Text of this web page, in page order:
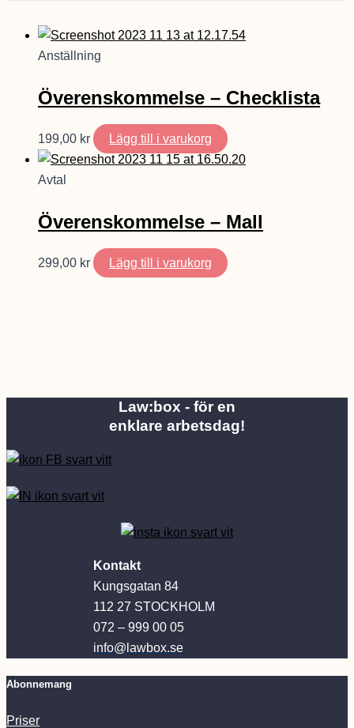
Anställning
Överenskommelse – Checklista
199,00 kr Lägg till i varukorg
Avtal
Överenskommelse – Mall
299,00 kr Lägg till i varukorg
Law:box - för en
enklare arbetsdag!
Kontakt
Kungsgatan 84
112 27 STOCKHOLM
072 – 999 00 05
info@lawbox.se
Abonnemang
Priser